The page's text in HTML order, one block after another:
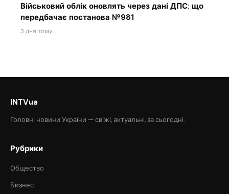
Військовий облік оновлять через дані ДПС: що
передбачає постанова №981
3 дня тому
INTVua
Головні новини України — свіжі, актуальні, за сьогодні.
Рубрики
Общество
Бизнес